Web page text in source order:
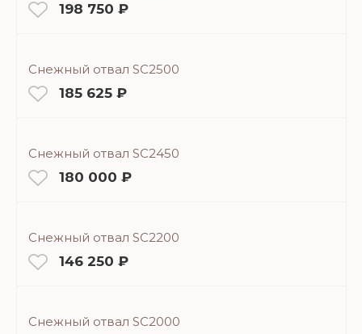
198 750 ₽
Снежный отвал SC2500
185 625 ₽
Снежный отвал SC2450
180 000 ₽
Снежный отвал SC2200
146 250 ₽
Снежный отвал SC2000